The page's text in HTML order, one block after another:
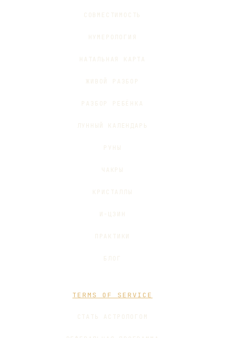
СОВМЕСТИМОСТЬ
НУМЕРОЛОГИЯ
НАТАЛЬНАЯ КАРТА
ЖИВОЙ РАЗБОР
РАЗБОР РЕБЁНКА
ЛУННЫЙ КАЛЕНДАРЬ
РУНЫ
ЧАКРЫ
КРИСТАЛЛЫ
И-ЦЗИН
ПРАКТИКИ
БЛОГ
TERMS OF SERVICE
СТАТЬ АСТРОЛОГОМ